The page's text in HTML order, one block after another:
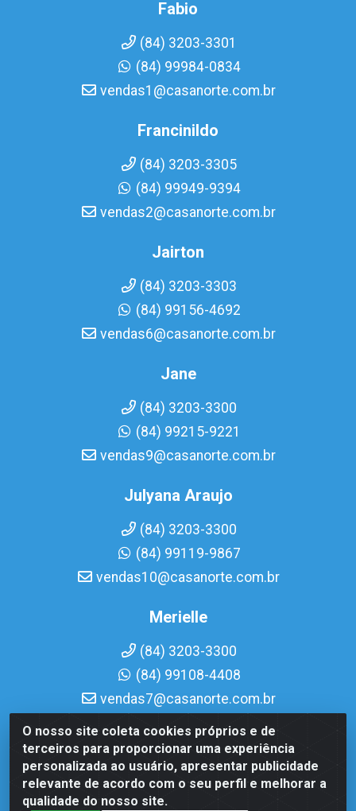
O nosso site coleta cookies próprios e de
terceiros para proporcionar uma experiência
personalizada ao usuário, apresentar publicidade
relevante de acordo com o seu perfil e melhorar a
qualidade do nosso site.
Fabio
(84) 3203-3301
(84) 99984-0834
vendas1@casanorte.com.br
Francinildo
(84) 3203-3305
(84) 99949-9394
vendas2@casanorte.com.br
Jairton
(84) 3203-3303
(84) 99156-4692
vendas6@casanorte.com.br
Jane
(84) 3203-3300
(84) 99215-9221
vendas9@casanorte.com.br
Julyana Araujo
(84) 3203-3300
(84) 99119-9867
vendas10@casanorte.com.br
Merielle
(84) 3203-3300
(84) 99108-4408
vendas7@casanorte.com.br
Casa Norte LTDA - Av. Interventor Mário Câmara, 1815 -
Dix-Sept Rosado, Natal/RN - CEP 59054-600 - CNPJ
08.713.513/0001-51